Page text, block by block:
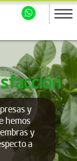
y
hemos
y
a